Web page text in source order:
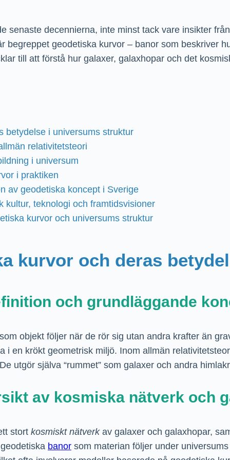
senaste decennierna, inte minst tack vare insikter
begreppet geodetiska kurvor – banor som beskriver
till att förstå hur galaxer, galaxhopar och det
betydelse i universums struktur
relativitetsteori
i universum
i praktiken
av geodetiska koncept i Sverige
kultur, teknologi och framtidsvisioner
kurvor och universums struktur
kurvor och deras
och grundläggande
objekt följer när de rör sig utan andra krafter än
i en krökt geometrisk miljö. Inom allmän
utgör själva “rummet” som galaxer och andra
av kosmiska nätverk och
stort kosmiskt nätverkav galaxer och galaxhopar,
banor som materian följer under